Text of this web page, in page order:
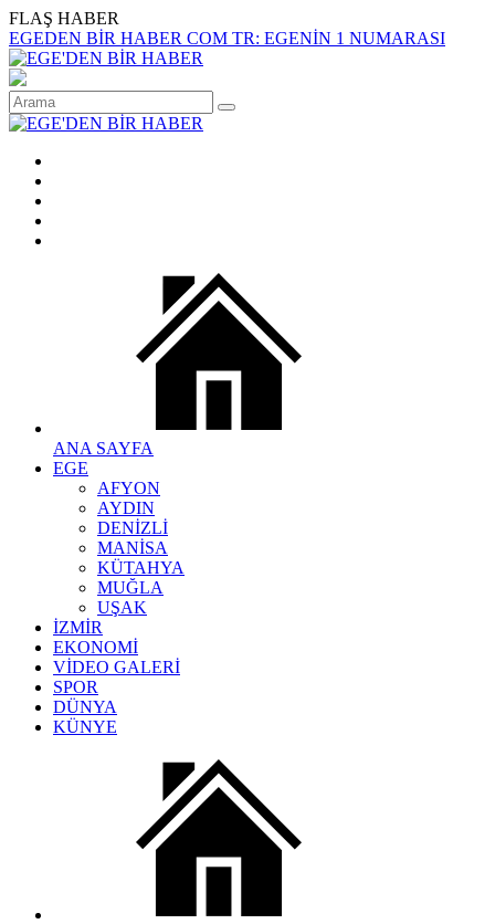
FLAŞ HABER
EGEDEN BİR HABER COM TR: EGENİN 1 NUMARASI
ANA SAYFA
EGE
AFYON
AYDIN
DENİZLİ
MANİSA
KÜTAHYA
MUĞLA
UŞAK
İZMİR
EKONOMİ
VİDEO GALERİ
SPOR
DÜNYA
KÜNYE